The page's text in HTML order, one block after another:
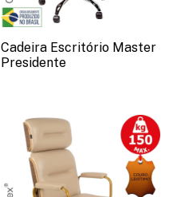
Cadeira Escritório Master
Presidente